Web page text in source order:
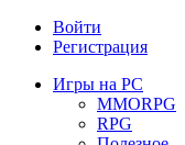
Войти
Регистрация
Игры на PC
MMORPG
RPG